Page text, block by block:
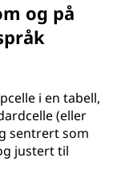
og på
i en tabell,
(eller
sentrert som
justert til